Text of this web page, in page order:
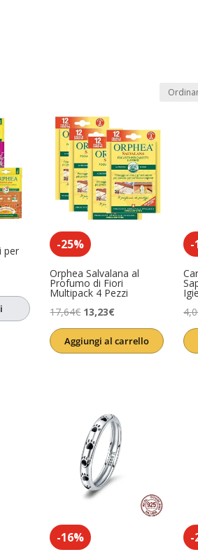
Product Artista
per -25%
Orphea Salvalana al
Profumo di Fiori
Multipack 4 Pezzi
17,64€ Il
prezzo
originale
13,23€Il
prezzo
attuale
Aggiungi al carrello
-
-16% -